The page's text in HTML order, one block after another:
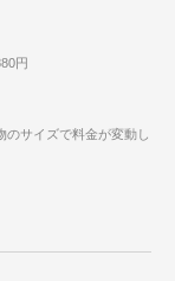
円
サイズで料金が変動し